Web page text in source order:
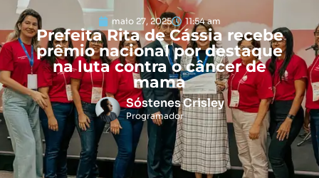
maio 27, 2025 11:54 am
Prefeita Rita de Cássia recebe
prêmio nacional por destaque
na luta contra o câncer de
mama
Sóstenes Crisley
Programador